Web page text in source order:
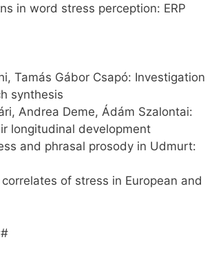
in word stress perception: ERP
Tamás Gábor Csapó: Investigation
synthesis
Andrea Deme, Ádám Szalontai:
longitudinal development
and phrasal prosody in Udmurt:
of stress in European and